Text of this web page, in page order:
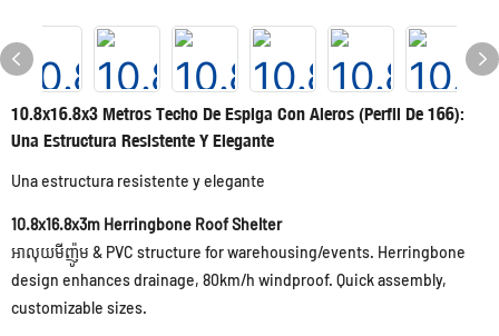
10.8x16.8x3 Metros Techo De Espiga Con Aleros (perfil De 166):
Una Estructura Resistente Y Elegante
Una estructura resistente y elegante
10.8x16.8x3m Herringbone Roof Shelter
អាលុយមីញ៉ូម & PVC structure for warehousing/events. Herringbone
design enhances drainage, 80km/h windproof. Quick assembly,
customizable sizes.